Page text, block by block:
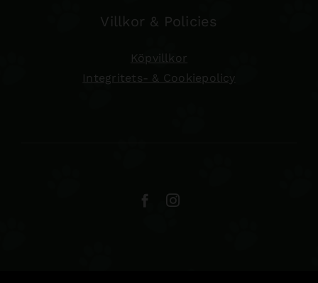
Villkor & Policies
Köpvillkor
Integritets- & Cookiepolicy